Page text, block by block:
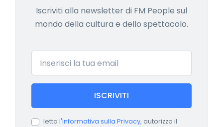
Iscriviti alla newsletter di FM People sul
mondo della cultura e dello spettacolo.
Email
ISCRIVITI
letta l'Informativa sulla Privacy, autorizzo il